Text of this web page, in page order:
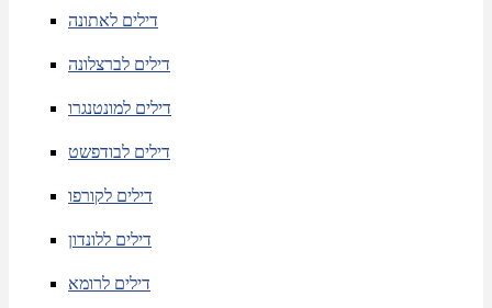
דילים לאתונה
דילים לברצלונה
דילים למונטנגרו
דילים לבודפשט
דילים לקורפו
דילים ללונדון
דילים לרומא